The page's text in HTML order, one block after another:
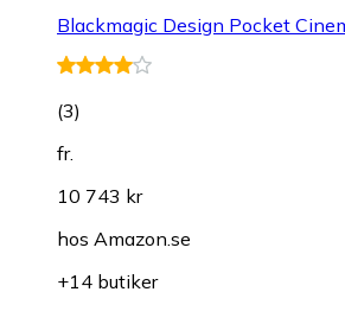
Blackmagic Design Pocket
(3)
fr.
10 743 kr
hos Amazon.se
+14 butiker